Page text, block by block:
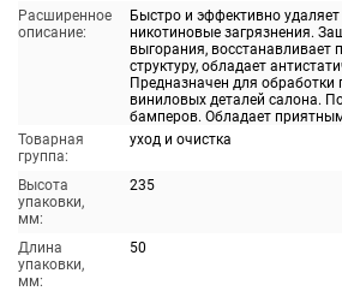
Расширенное
описание:
Быстро и эффективно
никотиновые загрязнения.
выгорания, восстанавливает
структуру, обладает
Предназначен для обработки
виниловых деталей салона.
бамперов. Обладает
Товарная
группа:
уход и очистка
Высота
упаковки,
мм:
235
Длина
упаковки,
мм:
50